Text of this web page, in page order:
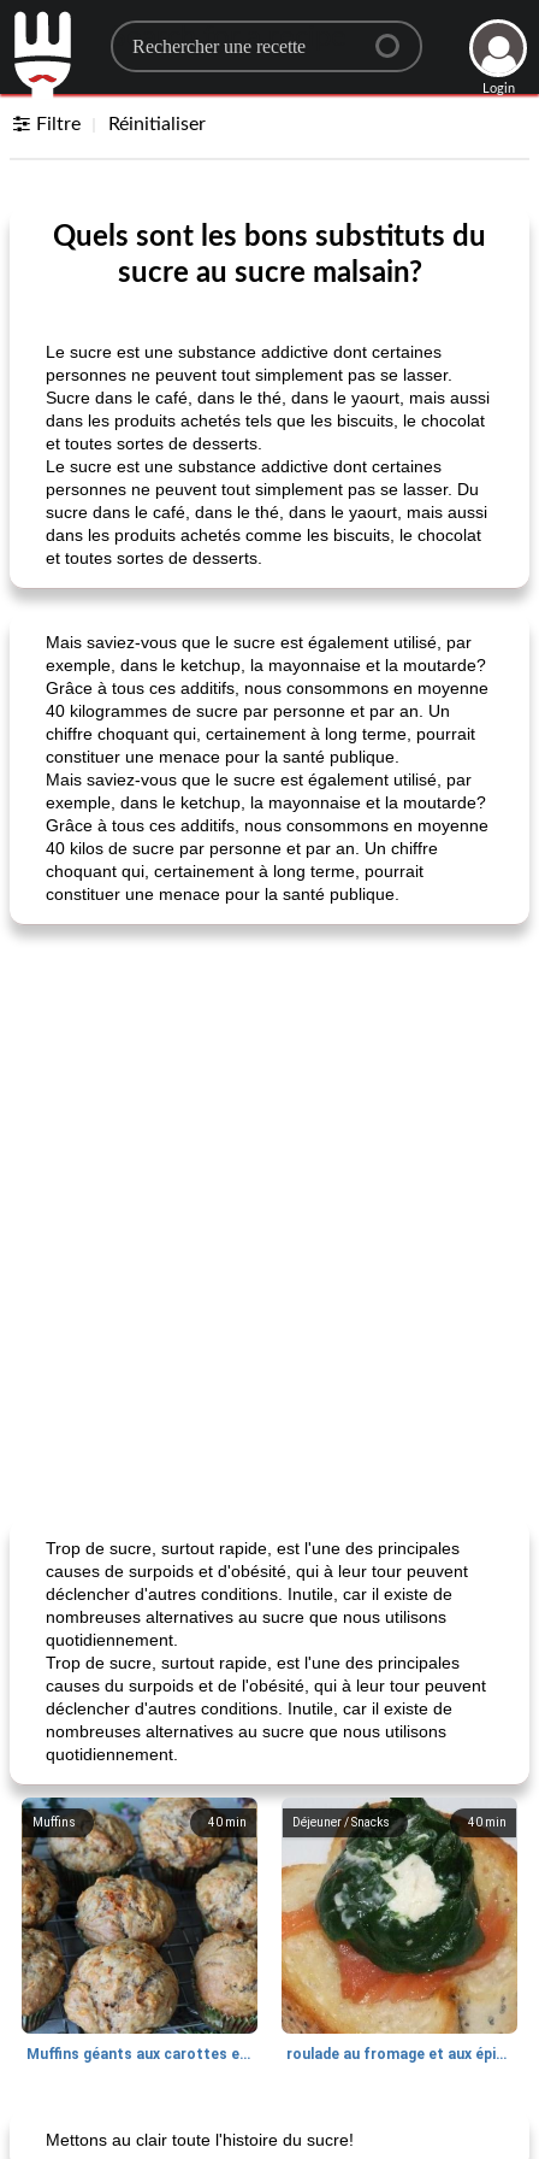
Search for a recipe
Login
Filtre Réinitialiser
Quels sont les bons substituts du
sucre au sucre malsain?
Le sucre est une substance addictive dont certaines
personnes ne peuvent tout simplement pas se lasser.
Sucre dans le café, dans le thé, dans le yaourt, mais aussi
dans les produits achetés tels que les biscuits, le chocolat
et toutes sortes de desserts.
Le sucre est une substance addictive dont certaines
personnes ne peuvent tout simplement pas se lasser. Du
sucre dans le café, dans le thé, dans le yaourt, mais aussi
dans les produits achetés comme les biscuits, le chocolat
et toutes sortes de desserts.
Mais saviez-vous que le sucre est également utilisé, par
exemple, dans le ketchup, la mayonnaise et la moutarde?
Grâce à tous ces additifs, nous consommons en moyenne
40 kilogrammes de sucre par personne et par an. Un
chiffre choquant qui, certainement à long terme, pourrait
constituer une menace pour la santé publique.
Mais saviez-vous que le sucre est également utilisé, par
exemple, dans le ketchup, la mayonnaise et la moutarde?
Grâce à tous ces additifs, nous consommons en moyenne
40 kilos de sucre par personne et par an. Un chiffre
choquant qui, certainement à long terme, pourrait
constituer une menace pour la santé publique.
Trop de sucre, surtout rapide, est l'une des principales
causes de surpoids et d'obésité, qui à leur tour peuvent
déclencher d'autres conditions. Inutile, car il existe de
nombreuses alternatives au sucre que nous utilisons
quotidiennement.
Trop de sucre, surtout rapide, est l'une des principales
causes du surpoids et de l'obésité, qui à leur tour peuvent
déclencher d'autres conditions. Inutile, car il existe de
nombreuses alternatives au sucre que nous utilisons
quotidiennement.
40 min
Muffins
Muffins géants aux carottes et à la banane de Nif
40 min
Déjeuner / Snacks
roulade au fromage et aux épinards
astuces
Mettons au clair toute l'histoire du sucre!